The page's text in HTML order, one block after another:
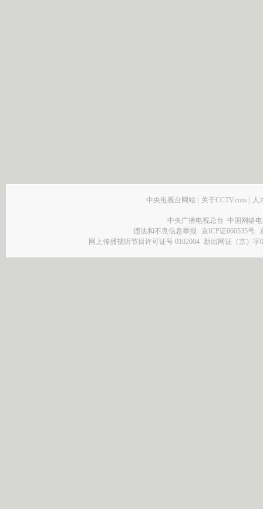
中央电视台网站 关于CCTV.com 人
中央广播电视总台 中国网络
违法和不良信息举报
京ICP证060535号
网上传播视听节目许可证号 0102004 新出网证（京）